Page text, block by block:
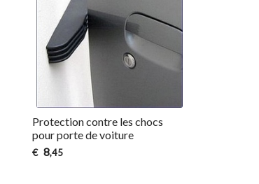
Protection contre les chocs
pour porte de voiture
€ 8,45